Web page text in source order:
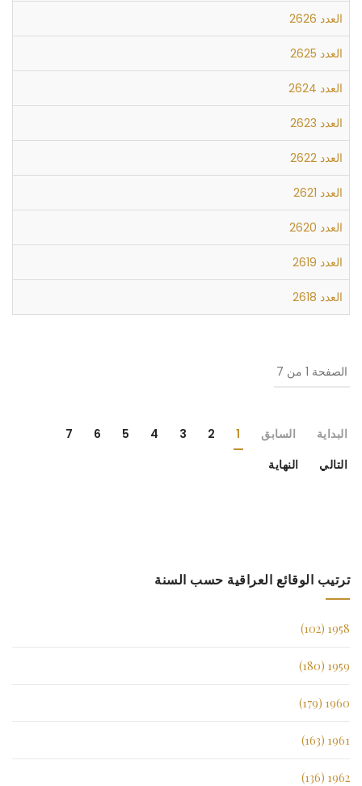
العدد 2626
العدد 2625
العدد 2624
العدد 2623
العدد 2622
العدد 2621
العدد 2620
العدد 2619
العدد 2618
الصفحة 1 من 7
البداية السابق 1
2
3
4
5
6
7
التالي
النهاية
ترتيب الوقائع العراقية حسب السنة
1958 (102)
1959 (180)
1960 (179)
1961 (163)
1962 (136)